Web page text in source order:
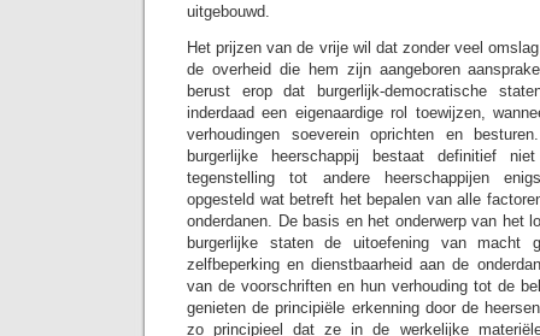
uitgebouwd.
Het prijzen van de vrije wil dat zonder veel
de overheid die hem zijn aangeboren
berust erop dat burgerlijk-democratische
inderdaad een eigenaardige rol toewijzen,
verhoudingen soeverein oprichten en
burgerlijke heerschappij bestaat definitief
tegenstelling tot andere heerschappijen
opgesteld wat betreft het bepalen van alle
onderdanen. De basis en het onderwerp van het
burgerlijke staten de uitoefening van macht
zelfbeperking en dienstbaarheid aan de
van de voorschriften en hun verhouding tot de
genieten de principiële erkenning door de
zo principieel dat ze in de werkelijke